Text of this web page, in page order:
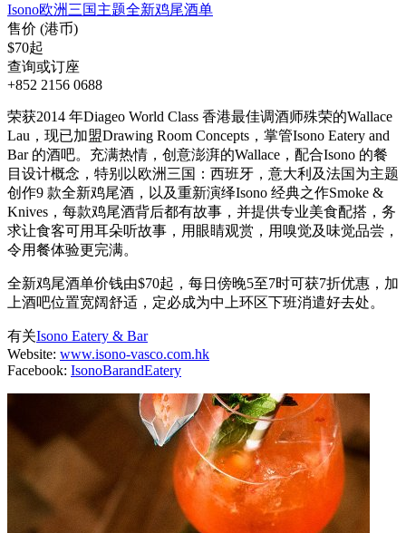
Isono欧洲三国主题全新鸡尾酒单
售价 (港币)
$70起
查询或订座
+852 2156 0688
荣获2014 年Diageo World Class 香港最佳调酒师殊荣的Wallace
Lau，现已加盟Drawing Room Concepts，掌管Isono Eatery and
Bar 的酒吧。充满热情，创意澎湃的Wallace，配合Isono 的餐
目设计概念，特别以欧洲三国：西班牙，意大利及法国为主题
创作9 款全新鸡尾酒，以及重新演绎Isono 经典之作Smoke &
Knives，每款鸡尾酒背后都有故事，并提供专业美食配搭，务
求让食客可用耳朵听故事，用眼睛观赏，用嗅觉及味觉品尝，
令用餐体验更完满。
全新鸡尾酒单价钱由$70起，每日傍晚5至7时可获7折优惠，加
上酒吧位置宽阔舒适，定必成为中上环区下班消遣好去处。
有关Isono Eatery & Bar
Website: www.isono-vasco.com.hk
Facebook: IsonoBarandEatery